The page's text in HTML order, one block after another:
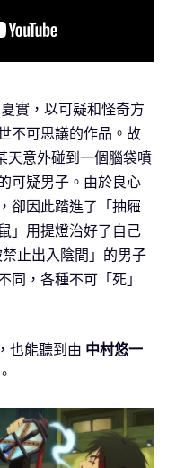
實，以可疑和怪奇方
不可思議的作品。故
天意外碰到一個腦袋噴
可疑男子。由於良心
卻因此踏進了「抽屜
」用提燈治好了自己
止出入陰間」的男子
同，各種不可「死」
也能聽到由 中村悠一